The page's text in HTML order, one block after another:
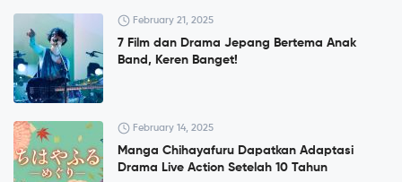
February 21, 2025
7 Film dan Drama Jepang Bertema Anak
Band, Keren Banget!
February 14, 2025
Manga Chihayafuru Dapatkan Adaptasi
Drama Live Action Setelah 10 Tahun